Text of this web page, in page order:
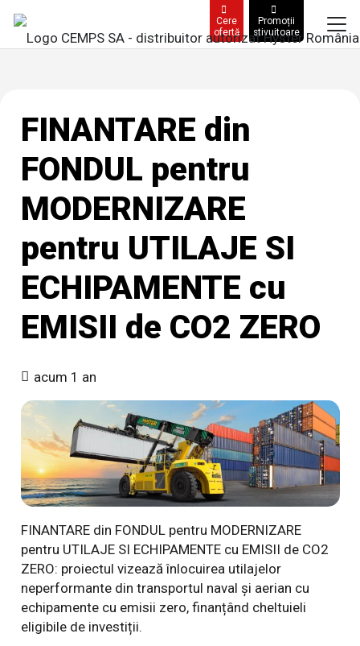
Cere
ofertă
Promoții
stivuitoare
FINANTARE din
FONDUL pentru
MODERNIZARE
pentru UTILAJE SI
ECHIPAMENTE cu
EMISII de CO2 ZERO
acum 1 an
FINANTARE din FONDUL pentru MODERNIZARE
pentru UTILAJE SI ECHIPAMENTE cu EMISII de CO2
ZERO: proiectul vizează înlocuirea utilajelor
neperformante din transportul naval și aerian cu
echipamente cu emisii zero, finanțând cheltuieli
eligibile de investiții.